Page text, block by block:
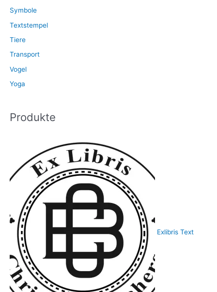
Symbole
Textstempel
Tiere
Transport
Vogel
Yoga
Produkte
Exlibris Text